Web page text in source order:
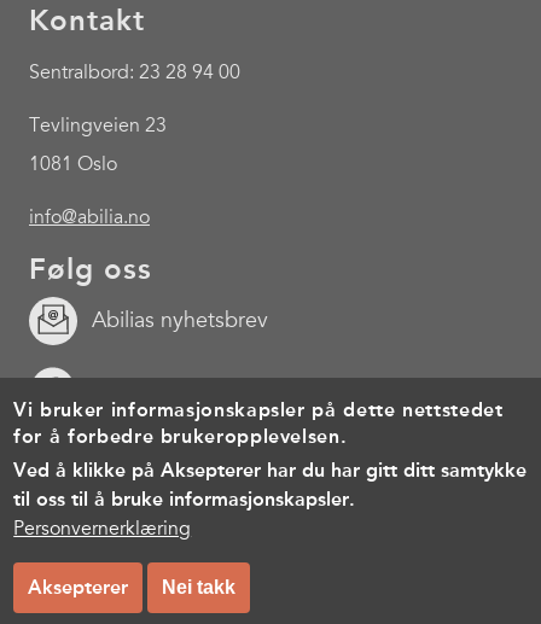
Kontakt
Sentralbord: 23 28 94 00
Tevlingveien 23
1081 Oslo
info@abilia.no
Følg oss
Abilias nyhetsbrev
Footer
menu
Personvernerklæring
© Copyright 2026, All rights reserved.
Vi bruker informasjonskapsler på dette nettstedet
for å forbedre brukeropplevelsen.
Ved å klikke på Aksepterer har du har gitt ditt samtykke
til oss til å bruke informasjonskapsler.
Personvernerklæring
Aksepterer Nei takk